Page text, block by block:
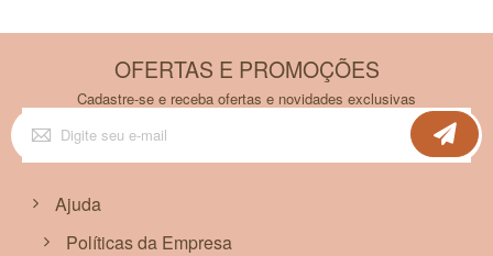
OFERTAS E PROMOÇÕES
Cadastre-se e receba ofertas e novidades exclusivas
Inscreva-
se
na
Ajuda
Políticas da Empresa